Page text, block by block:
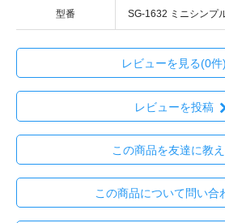
型番 SG-1632 ミニシンプ
レビューを見る(0件)
レビューを投稿
この商品を友達に教
この商品について問い合